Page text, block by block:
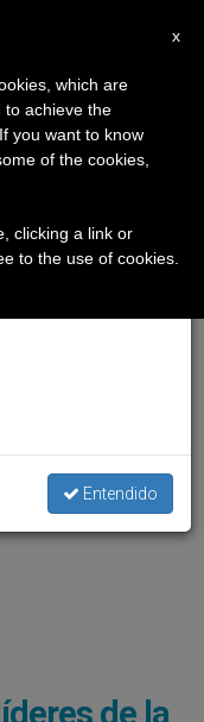
de la
×
la pausa
de verano
también el
Entendido
x
which are
to achieve the
you want to know
of the cookies,
clicking a link or
to the use of cookies.